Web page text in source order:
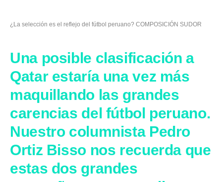
¿La selección es el reflejo del fútbol peruano? COMPOSICIÓN SUDOR
Una posible clasificación a
Qatar estaría una vez más
maquillando las grandes
carencias del fútbol peruano.
Nuestro columnista Pedro
Ortiz Bisso nos recuerda que
estas dos grandes